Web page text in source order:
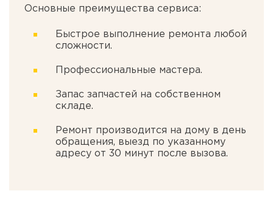
Основные преимущества сервиса:
Быстрое выполнение ремонта любой
сложности.
Профессиональные мастера.
Запас запчастей на собственном
складе.
Ремонт производится на дому в день
обращения, выезд по указанному
адресу от 30 минут после вызова.